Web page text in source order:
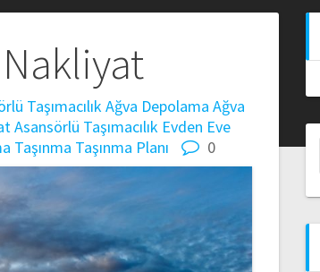
TaşımacılıkAğva Depolama Ağva
Asansörlü Taşımacılık Evden Eve
Taşınma Taşınma Planı 0